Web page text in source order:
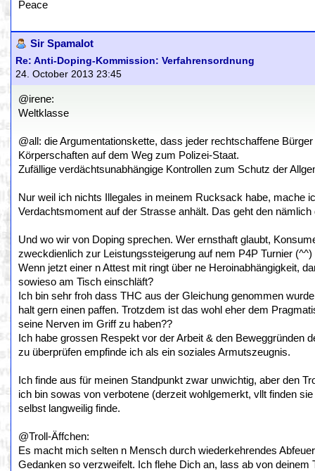
Peace
Sir Spamalot
Re: Anti-Doping-Kommission: Verfahrensordnung
24. October 2013 23:45
@irene:
Weltklasse
@all: die Argumentationskette, dass jeder rechtschaffene
Körperschaften auf dem Weg zum Polizei-Staat.
Zufällige verdächtsunabhängige Kontrollen zum Schutz der
Nur weil ich nichts Illegales in meinem Rucksack habe, mache
Verdachtsmoment auf der Strasse anhält. Das geht den
Und wo wir von Doping sprechen. Wer ernsthaft glaubt,
zweckdienlich zur Leistungssteigerung auf nem P4P Turnier
Wenn jetzt einer n Attest mit ringt über ne Heroinabhängigkeit,
sowieso am Tisch einschläft?
Ich bin sehr froh dass THC aus der Gleichung genommen
halt gern einen paffen. Trotzdem ist das wohl eher dem
seine Nerven im Griff zu haben??
Ich habe grossen Respekt vor der Arbeit & den Beweggründen
zu überprüfen empfinde ich als ein soziales Armutszeugnis.
Ich finde aus für meinen Standpunkt zwar unwichtig, aber den
ich bin sowas von verbotene (derzeit wohlgemerkt, vllt finden
selbst langweilig finde.
@Troll-Äffchen:
Es macht mich selten n Mensch durch wiederkehrendes
Gedanken so verzweifelt. Ich flehe Dich an, lass ab von